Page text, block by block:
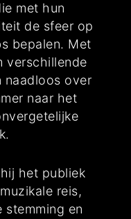
met hun
de sfeer op
bepalen. Met
verschillende
naadloos over
naar het
het publiek
reis,
en